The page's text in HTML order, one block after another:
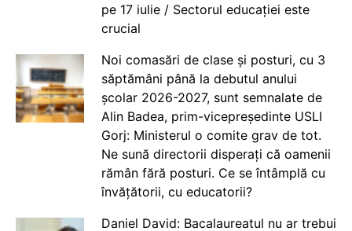
pe 17 iulie / Sectorul educației este
crucial
Noi comasări de clase și posturi, cu 3
săptămâni până la debutul anului
școlar 2026-2027, sunt semnalate de
Alin Badea, prim-vicepreședinte USLI
Gorj: Ministerul o comite grav de tot.
Ne sună directorii disperați că oamenii
rămân fără posturi. Ce se întâmplă cu
învățătorii, cu educatorii?
Daniel David: Bacalaureatul nu ar trebui